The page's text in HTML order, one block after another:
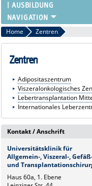
AUSBILDUNG
Home Zentren
Zentren
Adipositaszentrum
Viszeralonkologisches
Lebertransplantation
Internationales
Kontakt / Anschrift
Universitätsklinik für
Allgemein-, Viszeral-,
und
Haus 60a, 1. Ebene